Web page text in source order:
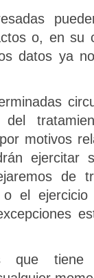
o, en su
datos ya
del
motivos
ejercitar
de
o el
que